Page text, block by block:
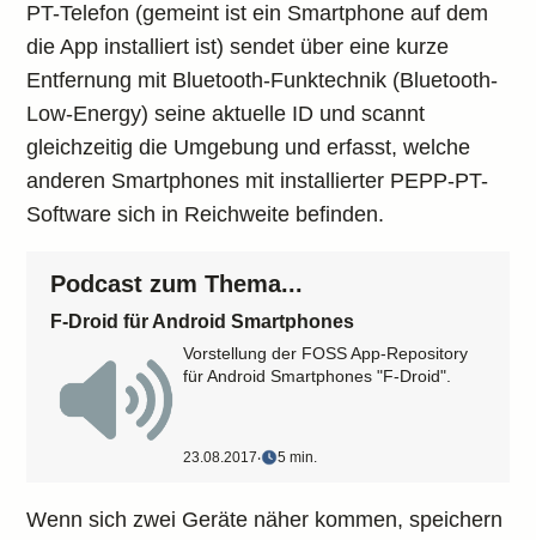
PT-Telefon (gemeint ist ein Smartphone auf dem
die App installiert ist) sendet über eine kurze
Entfernung mit Bluetooth-Funktechnik (Bluetooth-
Low-Energy) seine aktuelle ID und scannt
gleichzeitig die Umgebung und erfasst, welche
anderen Smartphones mit installierter PEPP-PT-
Software sich in Reichweite befinden.
Podcast zum Thema...
F-Droid für Android Smartphones
Vorstellung der FOSS App-Repository
für Android Smartphones "F-Droid".
23.08.2017‧ 5 min.
Wenn sich zwei Geräte näher kommen, speichern